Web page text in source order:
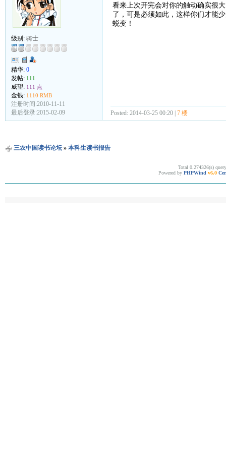
级别: 骑士
精华: 0
发帖: 111
威望: 111 点
金钱: 1110 RMB
注册时间:2010-11-11
最后登录:2015-02-09
看来上次开完会对你的触动确实很
了，可是必须如此，这样你们才能
蜕变！
Posted: 2014-03-25 00:20 | 7 楼
三农中国读书论坛» 本科生读书报告
Total 0.274326(s)
Powered by PHPWind v6.0